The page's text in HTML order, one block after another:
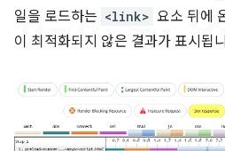
일을 로드하는 <link> 요소 뒤에
이 최적화되지 않은 결과가 표시됩